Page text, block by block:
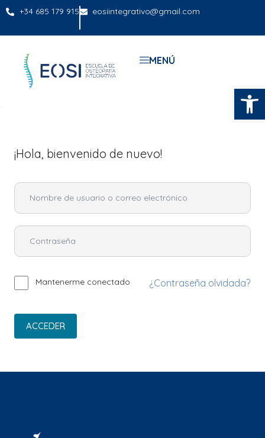
+34 685 179 915 eosiintegrativo@gmail.com
MENÚ
¡Hola, bienvenido de nuevo!
Mantenerme conectado ¿Contraseña olvidada?
ACCEDER